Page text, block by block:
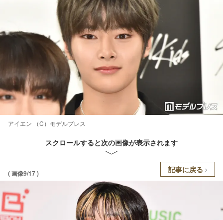
アイエン （C）モデルプレス
スクロールすると次の画像が表示されます
( 画像9/17 ) 記事に戻る